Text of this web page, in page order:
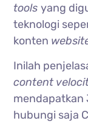
toolsyang
teknologi
konten
Inilah
content
mendapatkan
hubungi saja